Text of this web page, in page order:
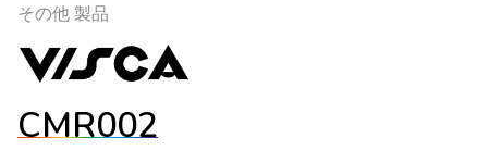
その他 製品
CMR002